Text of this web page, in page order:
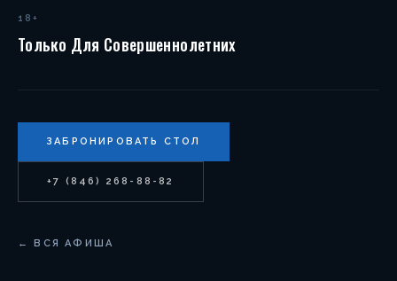
18+
Только Для Совершеннолетних
ЗАБРОНИРОВАТЬ СТОЛ
+7 (846) 268-88-82
← ВСЯ АФИША